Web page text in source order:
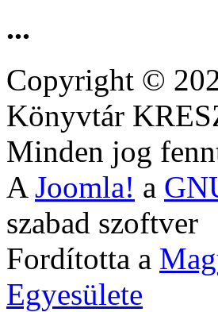
...
Copyright ©
Könyvtár
Minden jog
A Joomla! a
szabad szoftver
Fordította a
Egyesülete